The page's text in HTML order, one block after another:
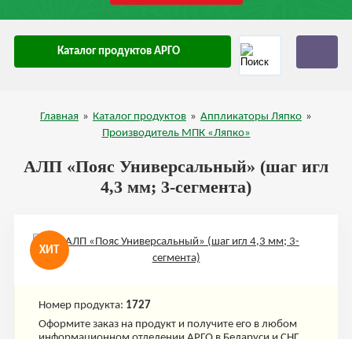
Каталог продуктов АРГО
Главная » Каталог продуктов » Аппликаторы Ляпко »
Производитель МПК «Ляпко»
АЛП «Пояс Универсальный» (шаг игл
4,3 мм; 3-сегмента)
ХИТ
Номер продукта: 1727
Оформите заказ на продукт и получите его в любом